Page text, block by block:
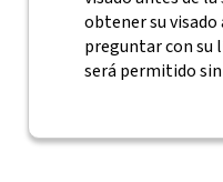
obtener su visado
preguntar con su
será permitido sin